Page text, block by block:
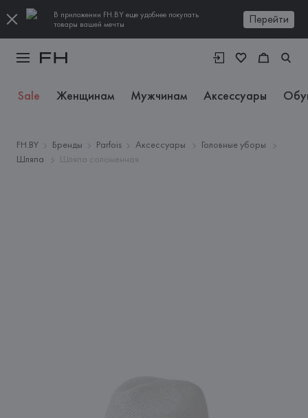
В приложении FH.BY еще удобнее покупать
товары вашей мечты
Перейти
Sale Женщинам Мужчинам Аксессуары
FH.BY Бренды Parfois Аксессуары
Головные уборы
Шляпа
Шляпа соломенная